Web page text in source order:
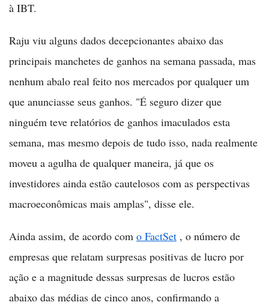
à IBT.
Raju viu alguns dados decepcionantes abaixo das
principais manchetes de ganhos na semana passada, mas
nenhum abalo real feito nos mercados por qualquer um
que anunciasse seus ganhos. "É seguro dizer que
ninguém teve relatórios de ganhos imaculados esta
semana, mas mesmo depois de tudo isso, nada realmente
moveu a agulha de qualquer maneira, já que os
investidores ainda estão cautelosos com as perspectivas
macroeconômicas mais amplas", disse ele.
Ainda assim, de acordo com o FactSet , o número de
empresas que relatam surpresas positivas de lucro por
ação e a magnitude dessas surpresas de lucros estão
abaixo das médias de cinco anos, confirmando a